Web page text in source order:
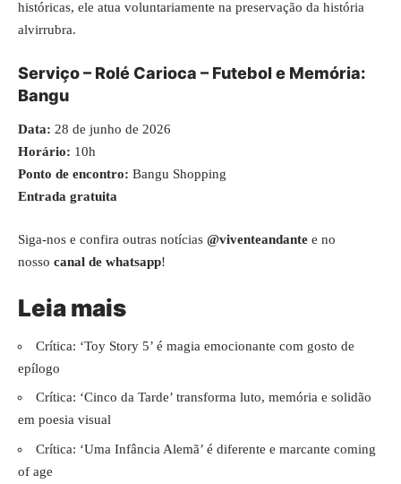
históricas, ele atua voluntariamente na preservação da história
alvirrubra.
Serviço – Rolé Carioca – Futebol e Memória:
Bangu
Data: 28 de junho de 2026
Horário: 10h
Ponto de encontro: Bangu Shopping
Entrada gratuita
Siga-nos e confira outras notícias @viventeandante e no
nosso canal de whatsapp!
Leia mais
Crítica: ‘Toy Story 5’ é magia emocionante com gosto de
epílogo
Crítica: ‘Cinco da Tarde’ transforma luto, memória e solidão
em poesia visual
Crítica: ‘Uma Infância Alemã’ é diferente e marcante coming
of age